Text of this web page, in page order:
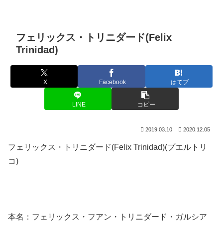
フェリックス・トリニダード(Felix
Trinidad)
X Facebook はてブ
LINE コピー
2019.03.10 2020.12.05
フェリックス・トリニダード(Felix Trinidad)(プエルトリ
コ)
本名：フェリックス・フアン・トリニダード・ガルシア